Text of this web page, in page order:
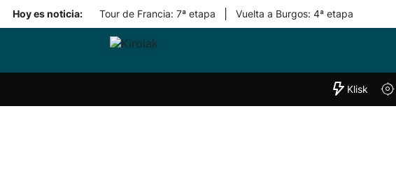
Hoy es noticia: Tour de Francia: 7ª etapa Vuelta a Burgos: 4ª etapa
Equipos
"Helmuga"
Klisk